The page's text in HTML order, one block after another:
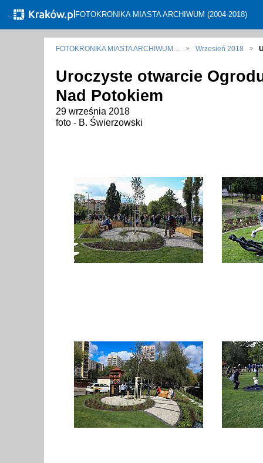
← FOTOKRONIKA MIASTA ARCHIWUM (2004-2018)
FOTOKRONIKA MIASTA ARCHIWUM… Wrzesień 2018
Uroczyste otwarcie
Nad Potokiem
29 września 2018
foto - B. Świerzowski